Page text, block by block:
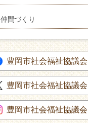
仲間づくり
豊岡市社会福祉協議会
豊岡市社会福祉協議会
豊岡市社会福祉協議会